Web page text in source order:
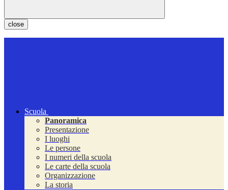
close
Scuola
Panoramica
Presentazione
I luoghi
Le persone
I numeri della scuola
Le carte della scuola
Organizzazione
La storia